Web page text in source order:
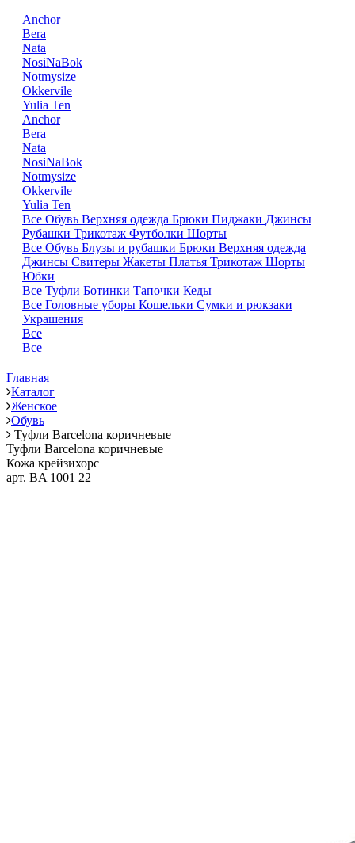
Anchor
Bera
Nata
NosiNaBok
Notmysize
Okkervile
Yulia Ten
Anchor
Bera
Nata
NosiNaBok
Notmysize
Okkervile
Yulia Ten
Все Обувь Верхняя одежда Брюки Пиджаки Джинсы
Рубашки Трикотаж Футболки Шорты
Все Обувь Блузы и рубашки Брюки Верхняя одежда
Джинсы Свитеры Жакеты Платья Трикотаж Шорты
Юбки
Все Туфли Ботинки Тапочки Кеды
Все Головные уборы Кошельки Сумки и рюкзаки
Украшения
Все
Все
Главная
Каталог
Женское
Обувь
Туфли Barcelona коричневые
Туфли Barcelona коричневые
Кожа крейзихорс
арт. BA 1001 22